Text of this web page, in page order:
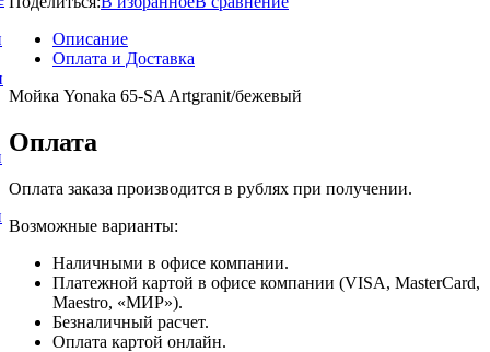
Описание
Оплата и Доставка
Мойка Yonaka 65-SA Artgranit/бежевый
Оплата
Оплата заказа производится в рублях при получении.
Возможные варианты:
Наличными в офисе компании.
Платежной картой в офисе компании (VISA, MasterCard,
Maestro, «МИР»).
Безналичный расчет.
Оплата картой онлайн.